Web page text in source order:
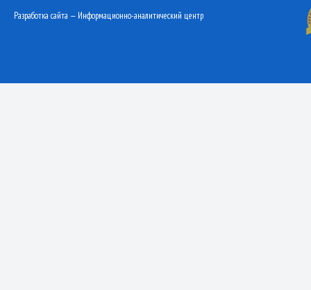
Разработка сайта — Информационно-аналитический центр